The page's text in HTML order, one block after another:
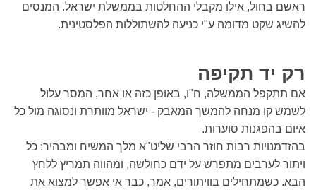
ראשם בחול, אילו מקבלי ההחלטות בממשלת ישראל. המנסים
להשיג שקט מדומה ע"י כניעה להשתוללות הפלסטינית.
רק יד תקיפה
אם תתקפל הממשלה, ח"ו, באופן כזה או אחר, המסר עלול
לשמש קו מנחה להמשך המאבק - ישראל מוותרת ונסוגה מול כל
איום בהפגנות סוערות.
בהזדמנויות רבות חוזר הרבי שליט"א מלך המשיח ומבהיר: כל
ויתור לערבים מתפרש על ידם כחולשה, ומהווה תמריץ ללחץ
הבא. כשמתחילים בוויתורים, אמר, כבר אי אפשר למצוא את